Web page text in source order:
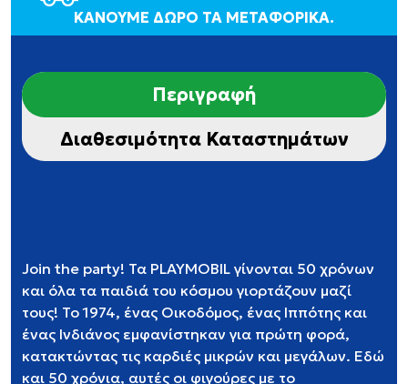
ΚΑΝΟΥΜΕ ΔΩΡΟ ΤΑ ΜΕΤΑΦΟΡΙΚΑ.
Περιγραφή
Διαθεσιμότητα Καταστημάτων
Join the party! Τα PLAYMOBIL γίνονται 50 χρόνων
και όλα τα παιδιά του κόσμου γιορτάζουν μαζί
τους! Το 1974, ένας Οικοδόμος, ένας Ιππότης και
ένας Ινδιάνος εμφανίστηκαν για πρώτη φορά,
κατακτώντας τις καρδιές μικρών και μεγάλων. Εδώ
και 50 χρόνια, αυτές οι φιγούρες με το